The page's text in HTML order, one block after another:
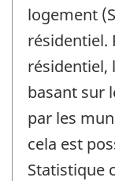
logement
résidentiel.
résidentiel,
basant sur
par les
cela est
Statistique